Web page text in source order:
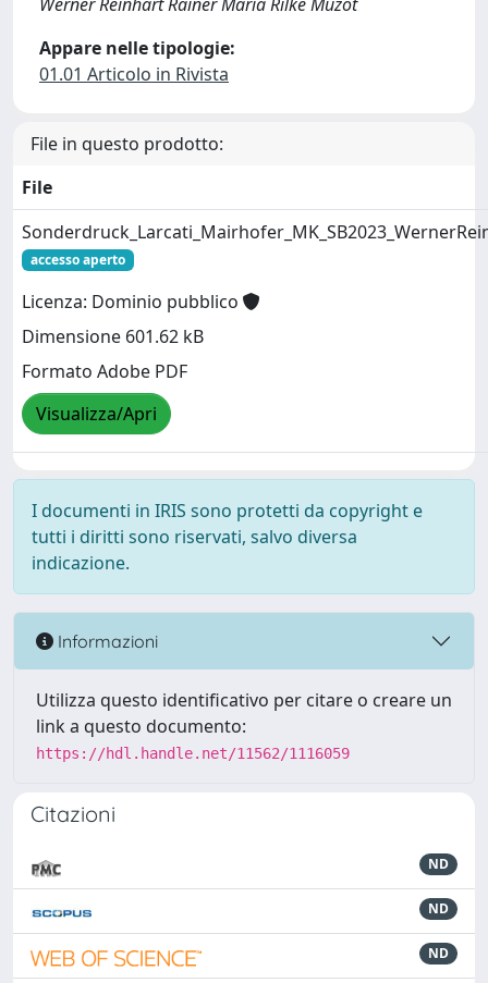
Appare nelle tipologie:
01.01 Articolo in Rivista
File in questo prodotto:
File
accesso aperto
Licenza: Dominio pubblico
Dimensione 601.62 kB
Formato Adobe PDF
Visualizza/Apri
I documenti in IRIS sono protetti da copyright e
tutti i diritti sono riservati, salvo diversa
indicazione.
Informazioni
Utilizza questo identificativo per citare o creare un
link a questo documento:
https://hdl.handle.net/11562/1116059
Citazioni
ND
ND
ND